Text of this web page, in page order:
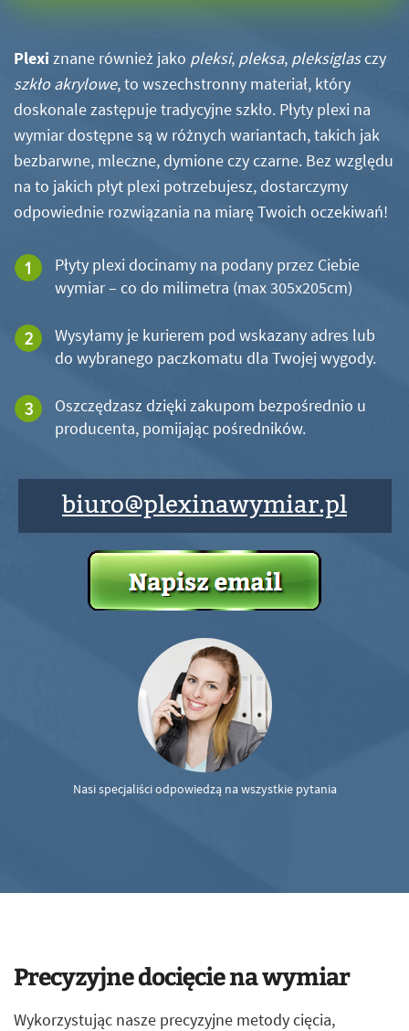
Plexi znane również jako pleksi, pleksa, pleksiglasczy
szkło akrylowe, to wszechstronny materiał, który
doskonale zastępuje tradycyjne szkło. Płyty plexi na
wymiar dostępne są w różnych wariantach, takich jak
bezbarwne, mleczne, dymione czy czarne. Bez względu
na to jakich płyt plexi potrzebujesz, dostarczymy
odpowiednie rozwiązania na miarę Twoich oczekiwań!
Płyty plexi docinamy na podany przez Ciebie
wymiar – co do milimetra (max 305x205cm)
Wysyłamy je kurierem pod wskazany adres lub
do wybranego paczkomatu dla Twojej wygody.
Oszczędzasz dzięki zakupom bezpośrednio u
producenta, pomijając pośredników.
biuro@plexinawymiar.pl
Nasi specjaliści odpowiedzą na wszystkie pytania
Precyzyjne docięcie na wymiar
Wykorzystując nasze precyzyjne metody cięcia,